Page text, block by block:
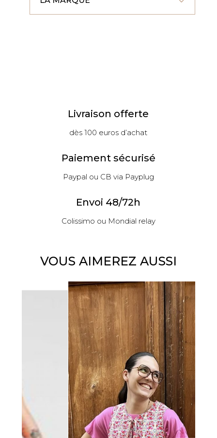
Livraison offerte
dès 100 euros d’achat
Paiement sécurisé
Paypal ou CB via Payplug
Envoi 48/72h
Colissimo ou Mondial relay
VOUS AIMEREZ AUSSI